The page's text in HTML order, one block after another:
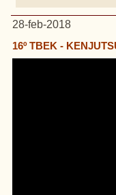
28-feb-2018
16º TBEK -